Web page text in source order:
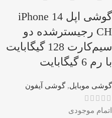
گوشی اپل iPhone 14
CH رجیسترشده دو
سیم‌کارت 128 گیگابایت
با رم 6 گیگابایت
گوشی موبایل,گوشی آیفون
اتمام موجودی